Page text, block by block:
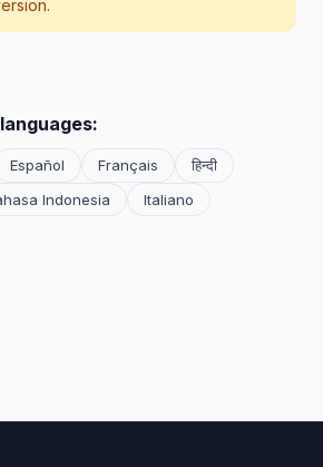
Español Français
हिन्दी
Indonesia
Italiano